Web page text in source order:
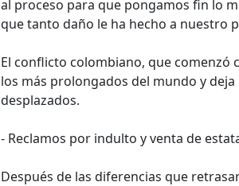
al proceso para que pongamos fin lo
que tanto daño le ha hecho a nuestro
El conflicto colombiano, que comenzó
los más prolongados del mundo y
desplazados.
- Reclamos por indulto y venta de
Después de las diferencias que